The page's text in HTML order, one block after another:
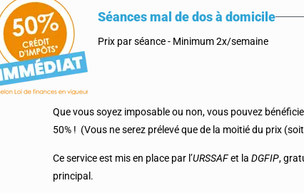
Séances mal de dos à domicile
Prix par séance - Minimum 2x/semaine
Que vous soyez imposable ou non, vous pouvez
50% ! (Vous ne serez prélevé que de la moitié du prix
Ce service est mis en place par l’URSSAFet laDGFIP,
principal.